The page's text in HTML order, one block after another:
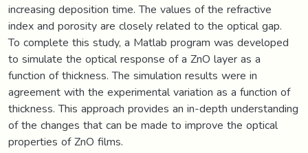
increasing deposition time. The values of the refractive
index and porosity are closely related to the optical gap.
To complete this study, a Matlab program was developed
to simulate the optical response of a ZnO layer as a
function of thickness. The simulation results were in
agreement with the experimental variation as a function of
thickness. This approach provides an in-depth understanding
of the changes that can be made to improve the optical
properties of ZnO films.